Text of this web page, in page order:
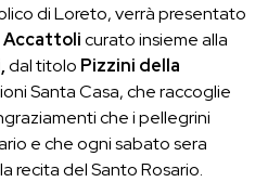
di Loreto,verrà presentato
Accattolicurato insieme alla
dal titolo Pizzini della
Santa Casa, che raccoglie
che i pellegrini
e che ogni sabato sera
recita del Santo Rosario.